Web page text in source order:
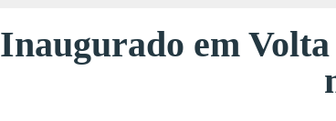
Inaugurado em